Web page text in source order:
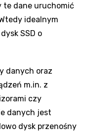
te dane uruchomić
idealnym
SSD o
danych oraz
m.in. z
czy
danych jest
dysk przenośny